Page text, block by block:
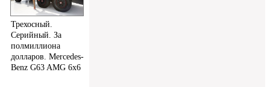
Трехосный.
Серийный. За
полмиллиона
долларов. Mercedes-
Benz G63 AMG 6x6